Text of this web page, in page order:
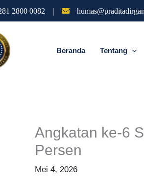
2800 0082 |
Beranda Tentang
Angkatan ke-6
Persen
Mei 4, 2026